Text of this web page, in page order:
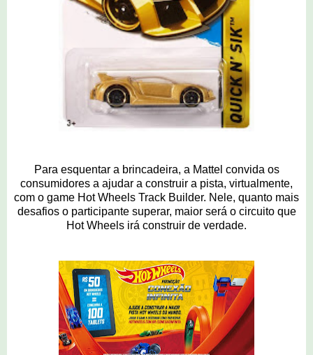
Para esquentar a brincadeira, a Mattel convida os
consumidores a ajudar a construir a pista, virtualmente,
com o game Hot Wheels Track Builder. Nele, quanto mais
desafios o participante superar, maior será o circuito que
Hot Wheels irá construir de verdade.